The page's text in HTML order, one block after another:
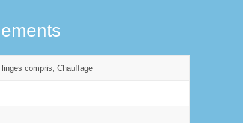
linges compris, Chauffage